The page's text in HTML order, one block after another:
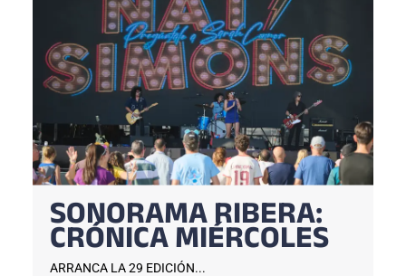
SONORAMA RIBERA:
CRÓNICA MIÉRCOLES
ARRANCA LA 29 EDICIÓN...